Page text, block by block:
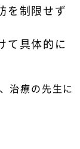
を制限せず
て具体的に
治療の先生に